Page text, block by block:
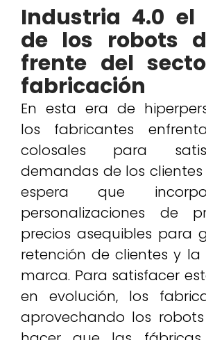
Industria 4.0 el
de los robots
frente del
fabricación
En esta era de
los fabricantes
colosales para
demandas de los clientes
espera que
personalizaciones de
precios asequibles para
retención de clientes y
marca. Para satisfacer
en evolución, los
aprovechando los